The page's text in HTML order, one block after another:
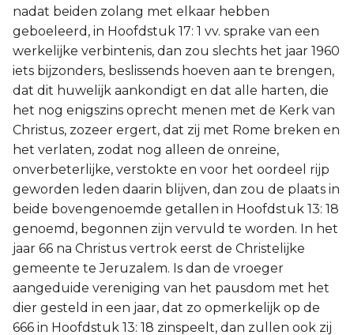
nadat beiden zolang met elkaar hebben
geboeleerd, in Hoofdstuk 17: 1 vv. sprake van een
werkelijke verbintenis, dan zou slechts het jaar 1960
iets bijzonders, beslissends hoeven aan te brengen,
dat dit huwelijk aankondigt en dat alle harten, die
het nog enigszins oprecht menen met de Kerk van
Christus, zozeer ergert, dat zij met Rome breken en
het verlaten, zodat nog alleen de onreine,
onverbeterlijke, verstokte en voor het oordeel rijp
geworden leden daarin blijven, dan zou de plaats in
beide bovengenoemde getallen in Hoofdstuk 13: 18
genoemd, begonnen zijn vervuld te worden. In het
jaar 66 na Christus vertrok eerst de Christelijke
gemeente te Jeruzalem. Is dan de vroeger
aangeduide vereniging van het pausdom met het
dier gesteld in een jaar, dat zo opmerkelijk op de
666 in Hoofdstuk 13: 18 zinspeelt, dan zullen ook zij